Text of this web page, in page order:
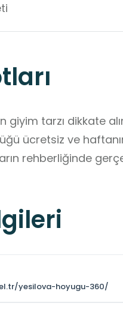
giyim tarzı dikkate
ücretsiz ve
rehberliğinde
yesilova-hoyugu-360/